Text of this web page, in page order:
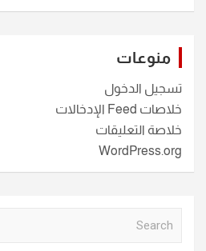
منوعات
تسجيل الدخول
خلاصات Feed الإدخالات
خلاصة التعليقات
WordPress.org